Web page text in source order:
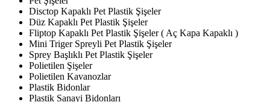
Disctop Kapaklı Pet Plastik Şişeler
Düz Kapaklı Pet Plastik Şişeler
Fliptop Kapaklı Pet Plastik Şişeler ( Aç Kapa Kapaklı )
Mini Triger Spreyli Pet Plastik Şişeler
Sprey Başlıklı Pet Plastik Şişeler
Polietilen Şişeler
Polietilen Kavanozlar
Plastik Bidonlar
Plastik Sanayi Bidonları